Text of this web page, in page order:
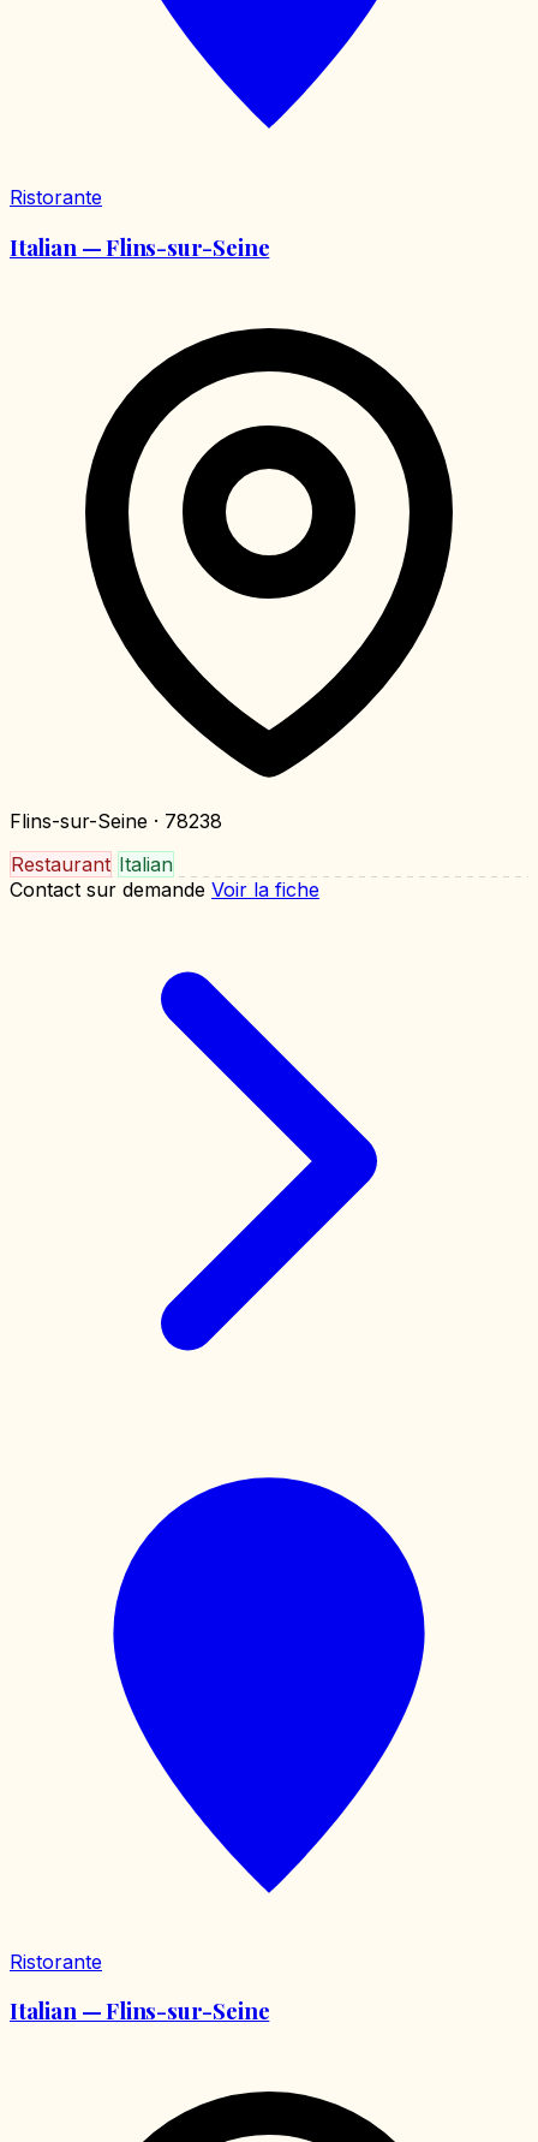
Ristorante
Italian — Flins-sur-Seine
Flins-sur-Seine · 78238
Restaurant Italian
Contact sur demande Voir la fiche
Ristorante
Italian — Flins-sur-Seine